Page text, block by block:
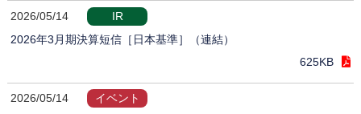
2026/05/14
IR
2026年3月期決算短信［日本基準］（連結）
625KB
2026/05/14
イベント